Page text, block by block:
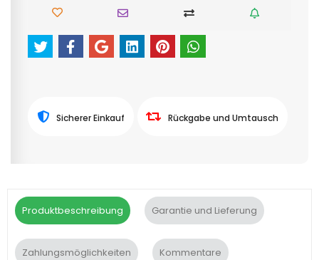
Sicherer Einkauf Rückgabe und Umtausch
Produktbeschreibung Garantie und Lieferung
Zahlungsmöglichkeiten Kommentare